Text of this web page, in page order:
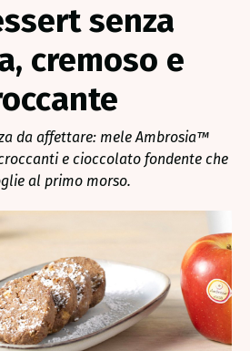
senza
cremoso e
da affettare: mele Ambrosia™
e cioccolato fondente che
al primo morso.